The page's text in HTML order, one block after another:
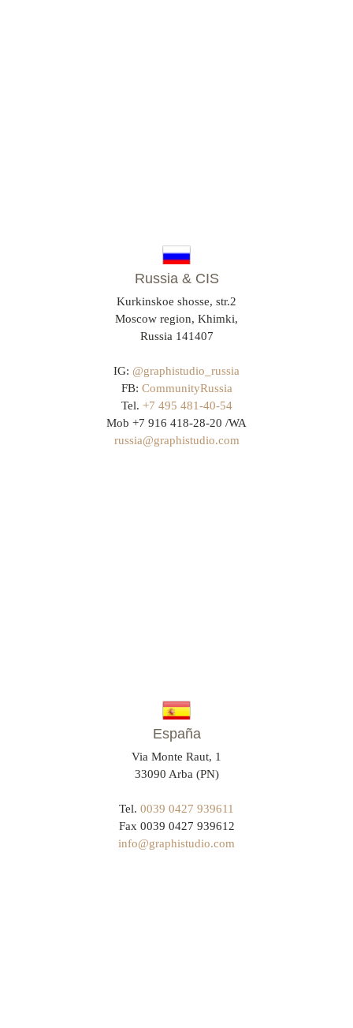
Russia & CIS
Kurkinskoe shosse, str.2
Moscow region, Khimki,
Russia 141407
IG: @graphistudio_russia
FB: CommunityRussia
Tel. +7 495 481-40-54
Mob +7 916 418-28-20 /WA
russia@graphistudio.com
España
Via Monte Raut, 1
33090 Arba (PN)
Tel. 0039 0427 939611
Fax 0039 0427 939612
info@graphistudio.com